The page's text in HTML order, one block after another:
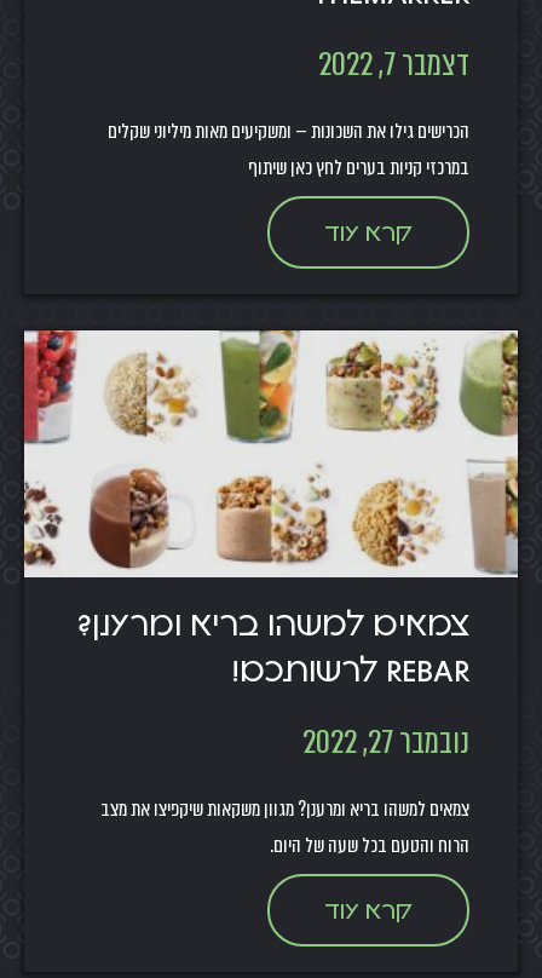
דצמבר 7, 2022
הכרישים גילו את השכונות — ומשקיעים מאות מיליוני שקלים
במרכזי קניות בערים לחץ כאן שיתוף
קרא עוד
צמאים למשהו בריא ומרענן?
REBAR לרשותכם!
נובמבר 27, 2022
צמאים למשהו בריא ומרענן? מגוון משקאות שיקפיצו את מצב
הרוח והטעם בכל שעה של היום.
קרא עוד